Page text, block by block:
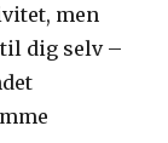
men
dig selv –